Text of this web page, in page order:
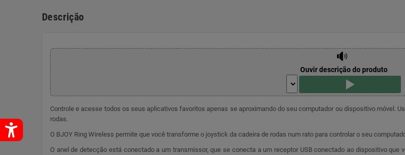
Descrição
Ouvir descrição do produto
Controle e acesse todos os seus aplicativos favoritos apenas se aproximando do seu computador ou dispositivo móvel.
rodas.
O BJOY Ring Wireless permite que você transforme o joystick da cadeira de rodas num rato para controlar o seu
O anel de detecção está conectado a um transmissor, que se conecta a um receptor USB conectado ao dispositivo